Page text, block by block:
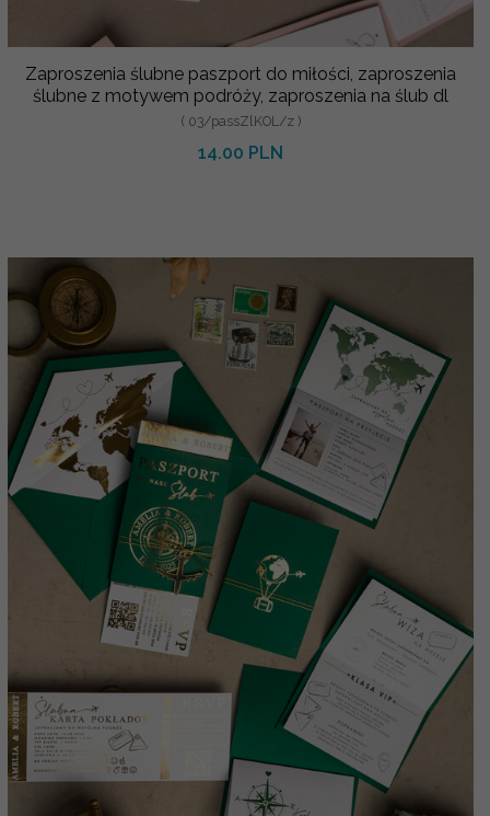
Zaproszenia ślubne paszport do miłości, zaproszenia
ślubne z motywem podróży, zaproszenia na ślub dl
( 03/passZlKOL/z )
14.00 PLN